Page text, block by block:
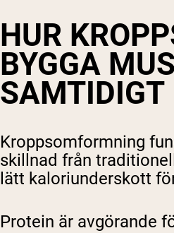
HUR
BYGGA
SAMTIDIGT
Kroppsomformning
skillnad från
lätt kaloriunderskott
Protein är avgörande